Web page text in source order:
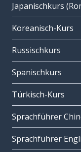
Japanischkurs
Koreanisch-Kurs
Russischkurs
Spanischkurs
Türkisch-Kurs
Sprachführer
Sprachführer